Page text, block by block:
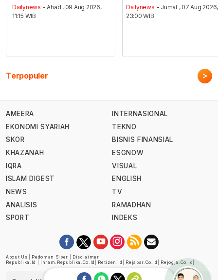
Dailynews - Ahad , 09 Aug 2026,
11:15 WIB
Dailynews - Jumat , 07 Aug 2026,
23:00 WIB
Terpopuler >
AMEERA
EKONOMI SYARIAH
SKOR
KHAZANAH
IQRA
ISLAM DIGEST
NEWS
ANALISIS
SPORT
INTERNASIONAL
TEKNO
BISNIS FINANSIAL
ESGNOW
VISUAL
ENGLISH
TV
RAMADHAN
INDEKS
About Us Pedoman Siber
Disclaimer
Republika.id
Ihram.republika.co.id Retizen.id Rejabar.co.id Rejogja.co.id